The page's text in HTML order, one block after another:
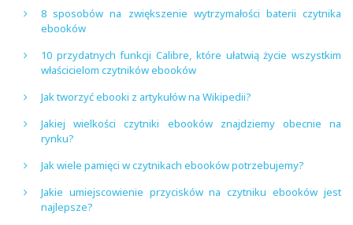
8 sposobów na zwiększenie wytrzymałości baterii czytnika
ebooków
10 przydatnych funkcji Calibre, które ułatwią życie wszystkim
właścicielom czytników ebooków
Jak tworzyć ebooki z artykułów na Wikipedii?
Jakiej wielkości czytniki ebooków znajdziemy obecnie na
rynku?
Jak wiele pamięci w czytnikach ebooków potrzebujemy?
Jakie umiejscowienie przycisków na czytniku ebooków jest
najlepsze?